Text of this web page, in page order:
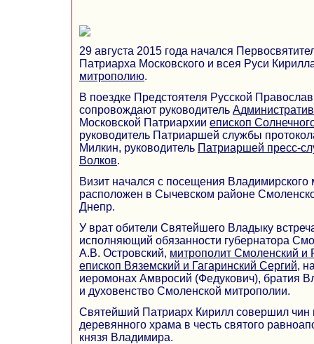
29 августа 2015 года начался
Патриарха Московского и всея Руси
митрополию.
В поездке Предстоятеля Русской
сопровождают руководитель
Московской Патриархии епископ
руководитель Патриаршей службы
Милкин, руководитель Патриаршей пресс-
Волков.
Визит начался с посещения
расположен в Сычевском районе
Днепр.
У врат обители Святейшего Владыку
исполняющий обязанности губернатора
А.В. Островский, митрополит Смоленский и
епископ Вяземский и Гагаринский Сергий,
иеромонах Амвросий (Федукович), братия
и духовенство Смоленской митрополии.
Святейший Патриарх Кирилл совершил чин
деревянного храма в честь святого
князя Владимира.